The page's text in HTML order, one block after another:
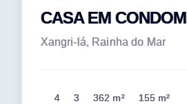
CASA EM
Xangri-lá, Rainha do Mar
4 3 362 m² 155 m²